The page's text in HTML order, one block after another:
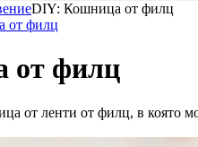
DIY: Кошница от филц
от филц
от филц
от ленти от филц, в която